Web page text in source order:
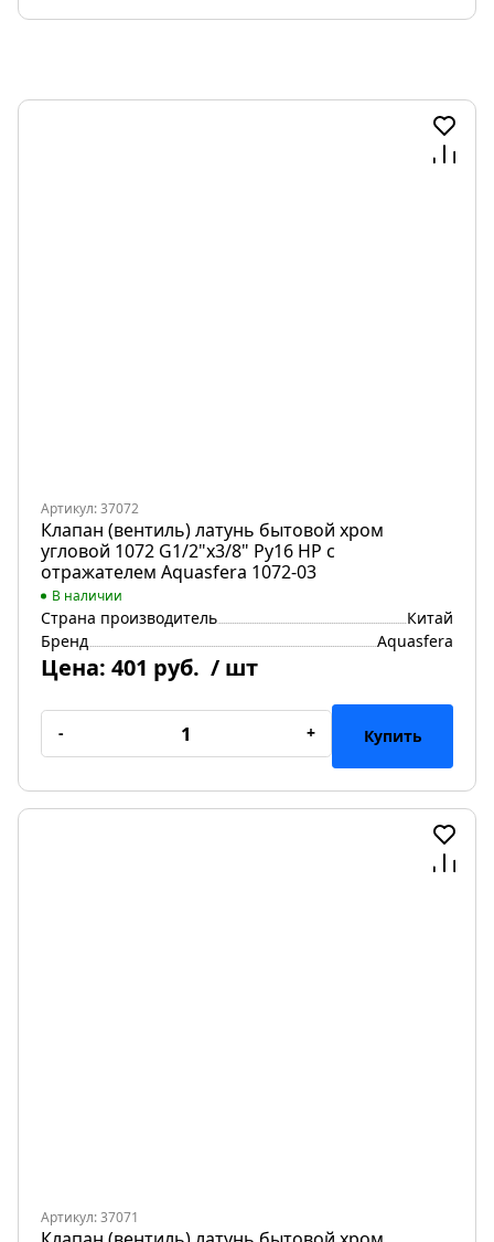
Артикул: 37072
Клапан (вентиль) латунь бытовой хром
угловой 1072 G1/2"х3/8" Ру16 НР с
отражателем Aquasfera 1072-03
В наличии
Страна производитель
Китай
Бренд
Aquasfera
Цена: 401 руб. / шт
- + Купить
Артикул: 37071